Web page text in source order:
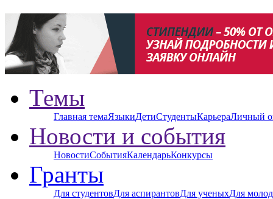
Темы
Главная темаЯзыкиДетиСтудентыКарьераЛичный
Новости и события
НовостиСобытияКалендарьКонкурсы
Гранты
Для студентовДля аспирантовДля ученыхДля